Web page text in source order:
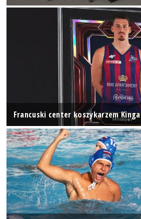
Francuski center koszykarzem Kinga